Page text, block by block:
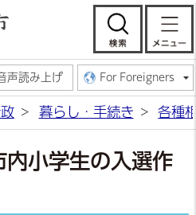
常陸大宮市公
検
声読み上げ For Foreigners
暮らし・手続き 各種
内小学生の入選作